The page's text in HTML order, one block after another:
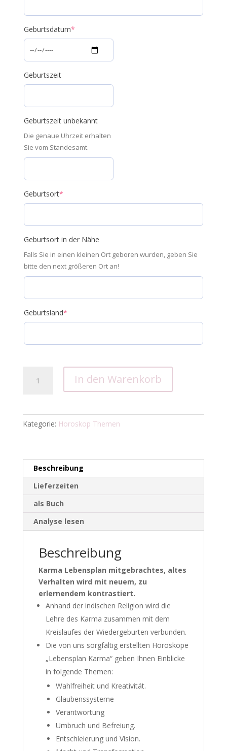
Geburtsdatum*
Geburtszeit
Geburtszeit unbekannt
Die genaue Uhrzeit erhalten
Sie vom Standesamt.
Geburtsort*
Geburtsort in der Nähe
Falls Sie in einen kleinen Ort geboren wurden, geben Sie
bitte den next größeren Ort an!
Geburtsland*
Lebensplan
In den Warenkorb
Kategorie: Horoskop Themen
Beschreibung
Lieferzeiten
als Buch
Analyse lesen
Beschreibung
Karma Lebensplan mitgebrachtes, altes
Verhalten wird mit neuem, zu
erlernendem kontrastiert.
Anhand der indischen Religion wird die
Lehre des Karma zusammen mit dem
Kreislaufes der Wiedergeburten verbunden.
Die von uns sorgfältig erstellten Horoskope
„Lebensplan Karma“ geben Ihnen Einblicke
in folgende Themen:
Wahlfreiheit und Kreativität.
Glaubenssysteme
Verantwortung
Umbruch und Befreiung.
Entschleierung und Vision.